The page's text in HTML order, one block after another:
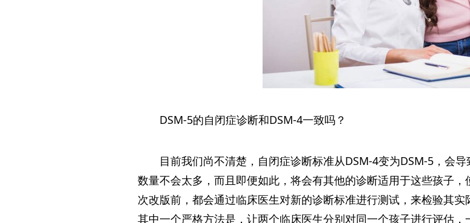
DSM-5的自闭症诊断和DSM-4一致吗？
目前我们尚不清楚，自闭症诊断标准从DSM-4变为DSM-5，会
数量不会太多，而且即便如此，将会有其他的诊断适用于这些孩子
次改版前，都会通过临床医生对新的诊断标准进行测试，来检验其
其中一个严格方法是，让两个临床医生分别对同一个孩子进行评估